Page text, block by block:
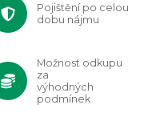
Pojištění po celou
dobu nájmu
Možnost odkupu
za
výhodných
podmínek